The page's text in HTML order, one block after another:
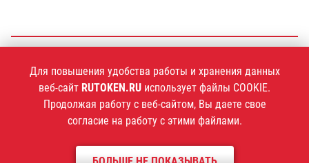
+7 (495)925-77-90
1994–2026 ©Компания «Актив»
Для повышения удобства работы и хранения данных
веб-сайт RUTOKEN.RU использует файлы COOKIE.
Продолжая работу с веб-сайтом, Вы даете свое
согласие на работу с этими файлами.